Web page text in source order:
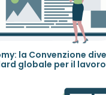
la Convenzione
globale per il